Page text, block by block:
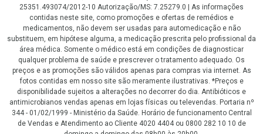
25351.493074/2012-10 Autorização/MS: 7.25279.0 | As informações
contidas neste site, como promoções e ofertas de remédios e
medicamentos, não devem ser usadas para automedicação e não
substituem, em hipótese alguma, a medicação prescrita pelo profissional da
área médica. Somente o médico está em condições de diagnosticar
qualquer problema de saúde e prescrever o tratamento adequado. Os
preços e as promoções são válidos apenas para compras via internet. As
fotos contidas em nosso site são meramente ilustrativas. *Preços e
disponibilidade sujeitos a alterações no decorrer do dia. Antibióticos e
antimicrobianos vendas apenas em lojas físicas ou televendas. Portaria nº
344 - 01/02/1999 - Ministério da Saúde. Horário de funcionamento Central
de Vendas e Atendimento ao Cliente 4020 4404 ou 0800 282 10 10 de